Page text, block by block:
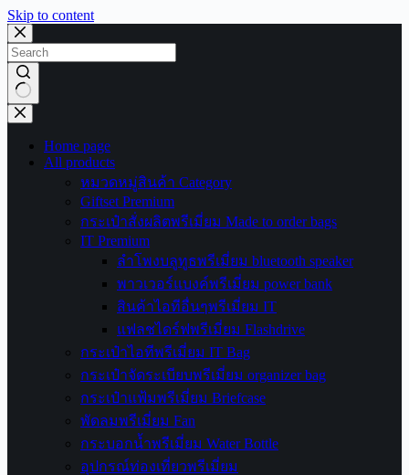
Skip to content
No
results
Home page
All products
หมวดหมู่สินค้า Category
Giftset Premium
กระเป๋าสั่งผลิตพรีเมี่ยม Made to order bags
IT Premium
ลำโพงบลูทูธพรีเมี่ยม bluetooth speaker
พาวเวอร์แบงค์พรีเมี่ยม power bank
สินค้าไอทีอื่นๆพรีเมี่ยม IT
แฟลชไดร์ฟพรีเมี่ยม Flashdrive
กระเป๋าไอทีพรีเมี่ยม IT Bag
กระเป๋าจัดระเบียบพรีเมี่ยม organizer bag
กระเป๋าแฟ้มพรีเมี่ยม Briefcase
พัดลมพรีเมี่ยม Fan
กระบอกน้ำพรีเมี่ยม Water Bottle
อุปกรณ์ท่องเที่ยวพรีเมี่ยม